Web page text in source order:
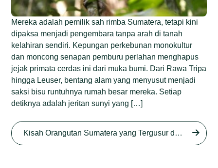
Sumatera di Rawa Tripa
Junaidi Hanafiah 27 Agu 2025
Begini Modus Perburuan
Mereka adalah pemilik sah rimba Sumatera, tetapi kini
dipaksa menjadi pengembara tanpa arah di tanah
kelahiran sendiri. Kepungan perkebunan monokultur
dan moncong senapan pemburu perlahan menghapus
jejak primata cerdas ini dari muka bumi. Dari Rawa Tripa
hingga Leuser, bentang alam yang menyusut menjadi
saksi bisu runtuhnya rumah besar mereka. Setiap
detiknya adalah jeritan sunyi yang […]
Kisah Orangutan Sumatera yang Tergusur dari Rumah Sendiri series